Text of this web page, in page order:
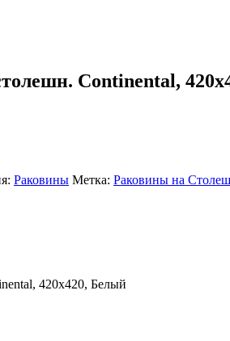
Continental,
Раковины Метка: Раковины на
420х420, Белый